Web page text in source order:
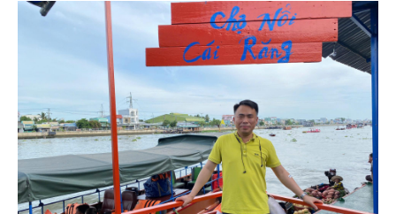
lâu đã trở thành điểm đến nổi tiếng của du lịch cộng
đồng và du lịch sinh thái Việt Nam. Những giá trị
văn hóa truyền thống được người dân gìn giữ qua
nhiều thế hệ hòa quyện cùng cảnh sắc thiên nhiên
nguyên sơ đã tạo nên sức hút đặc biệt cho vùng
đất này.